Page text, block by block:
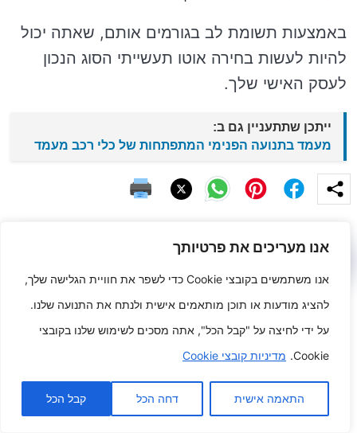
אנו מעריכים את פרטיותך
אנו משתמשים בקובצי Cookie כדי לשפר את חוויית הגלישה שלך,
להציג מודעות או תוכן מותאמים אישית ולנתח את התנועה שלנו.
על ידי לחיצה על "קבל הכל", אתה מסכים לשימוש שלנו בקובצי
Cookie. מדיניות קובצי Cookie
התאמה אישית דחה הכל קבל הכל
באמצעות תשומת לב בגורמים אותם, שאתה יכול
להיות לעשות בחירה אוטו תעשייתי הסוג הנכון
לעסק האישי שלך.
ייתכן שתתעניין גם ב:
מעמד בתנועה הפנימי המתפתחות של כלי רכב מעמד
פוסטים קשורים